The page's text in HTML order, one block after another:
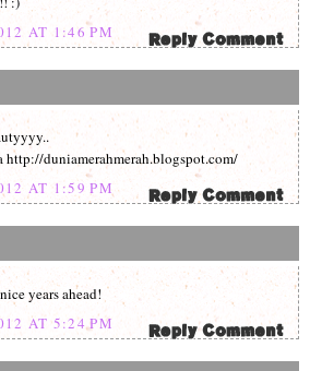
AT 1:46 PM
http://duniamerahmerah.blogspot.com/
AT 1:59 PM
years ahead!
AT 5:24 PM